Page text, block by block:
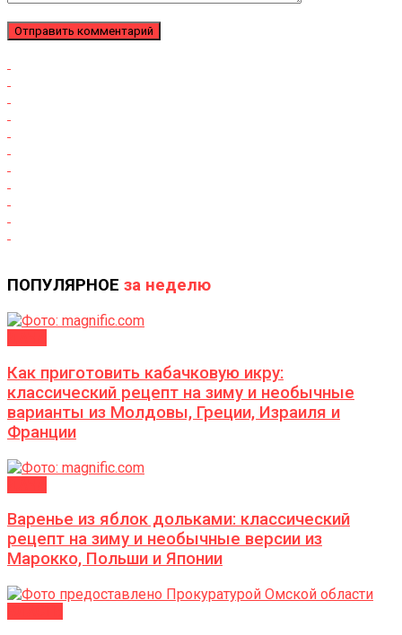
ПОПУЛЯРНОЕ за неделю
Как приготовить кабачковую икру:
классический рецепт на зиму и необычные
варианты из Молдовы, Греции, Израиля и
Франции
Варенье из яблок дольками: классический
рецепт на зиму и необычные версии из
Марокко, Польши и Японии